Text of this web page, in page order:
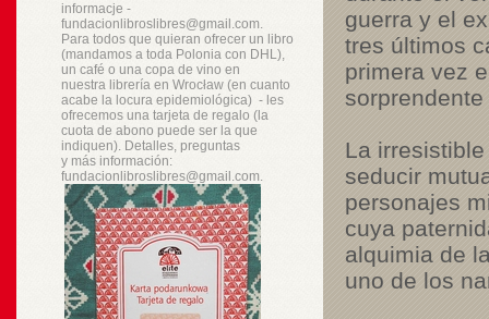
informacje -
fundacionlibroslibres@gmail.com.
Para todos que quieran ofrecer un libro
(mandamos a toda Polonia con DHL),
un café o una copa de vino en
nuestra libreríaen Wrocław (en cuanto
acabe la locura epidemiológica) - les
ofrecemos una tarjeta de regalo (la
cuota de abono puede ser la que
indiquen). Detalles, preguntas
y másinformación:
fundacionlibroslibres@gmail.com.
guerra y el
tres últimos
primera vez
La
seducir
personajes
cuya
alquimia de
uno de los